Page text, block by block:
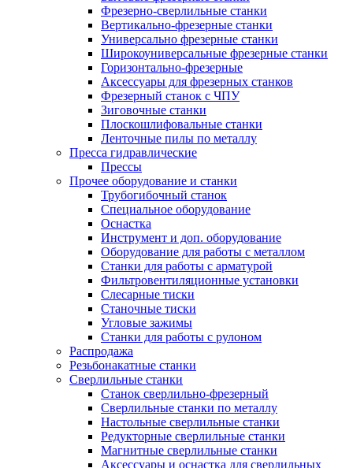
Фрезерно-сверлильные станки
Вертикально-фрезерные станки
Универсально фрезерные станки
Широкоуниверсальные фрезерные станки
Горизонтально-фрезерные
Аксессуары для фрезерных станков
Фрезерный станок с ЧПУ
Зиговочные станки
Плоскошлифовальные станки
Ленточные пилы по металлу
Пресса гидравлические
Прессы
Прочее оборудование и станки
Трубогибочный станок
Специальное оборудование
Оснастка
Инструмент и доп. оборудование
Оборудование для работы с металлом
Станки для работы с арматурой
Фильтровентиляционные установки
Слесарные тиски
Станочные тиски
Угловые зажимы
Станки для работы с рулоном
Распродажа
Резьбонакатные станки
Сверлильные станки
Станок сверлильно-фрезерный
Сверлильные станки по металлу
Настольные сверлильные станки
Редукторные сверлильные станки
Магнитные сверлильные станки
Аксессуары и оснастка для сверлильных